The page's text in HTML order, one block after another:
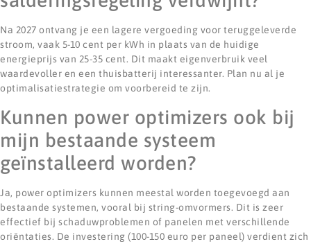
Na 2027 ontvang je een lagere vergoeding voor teruggeleverde
stroom, vaak 5-10 cent per kWh in plaats van de huidige
energieprijs van 25-35 cent. Dit maakt eigenverbruik veel
waardevoller en een thuisbatterij interessanter. Plan nu al je
optimalisatiestrategie om voorbereid te zijn.
Kunnen power optimizers ook bij
mijn bestaande systeem
geïnstalleerd worden?
Ja, power optimizers kunnen meestal worden toegevoegd aan
bestaande systemen, vooral bij string-omvormers. Dit is zeer
effectief bij schaduwproblemen of panelen met verschillende
oriëntaties. De investering (100-150 euro per paneel) verdient zich